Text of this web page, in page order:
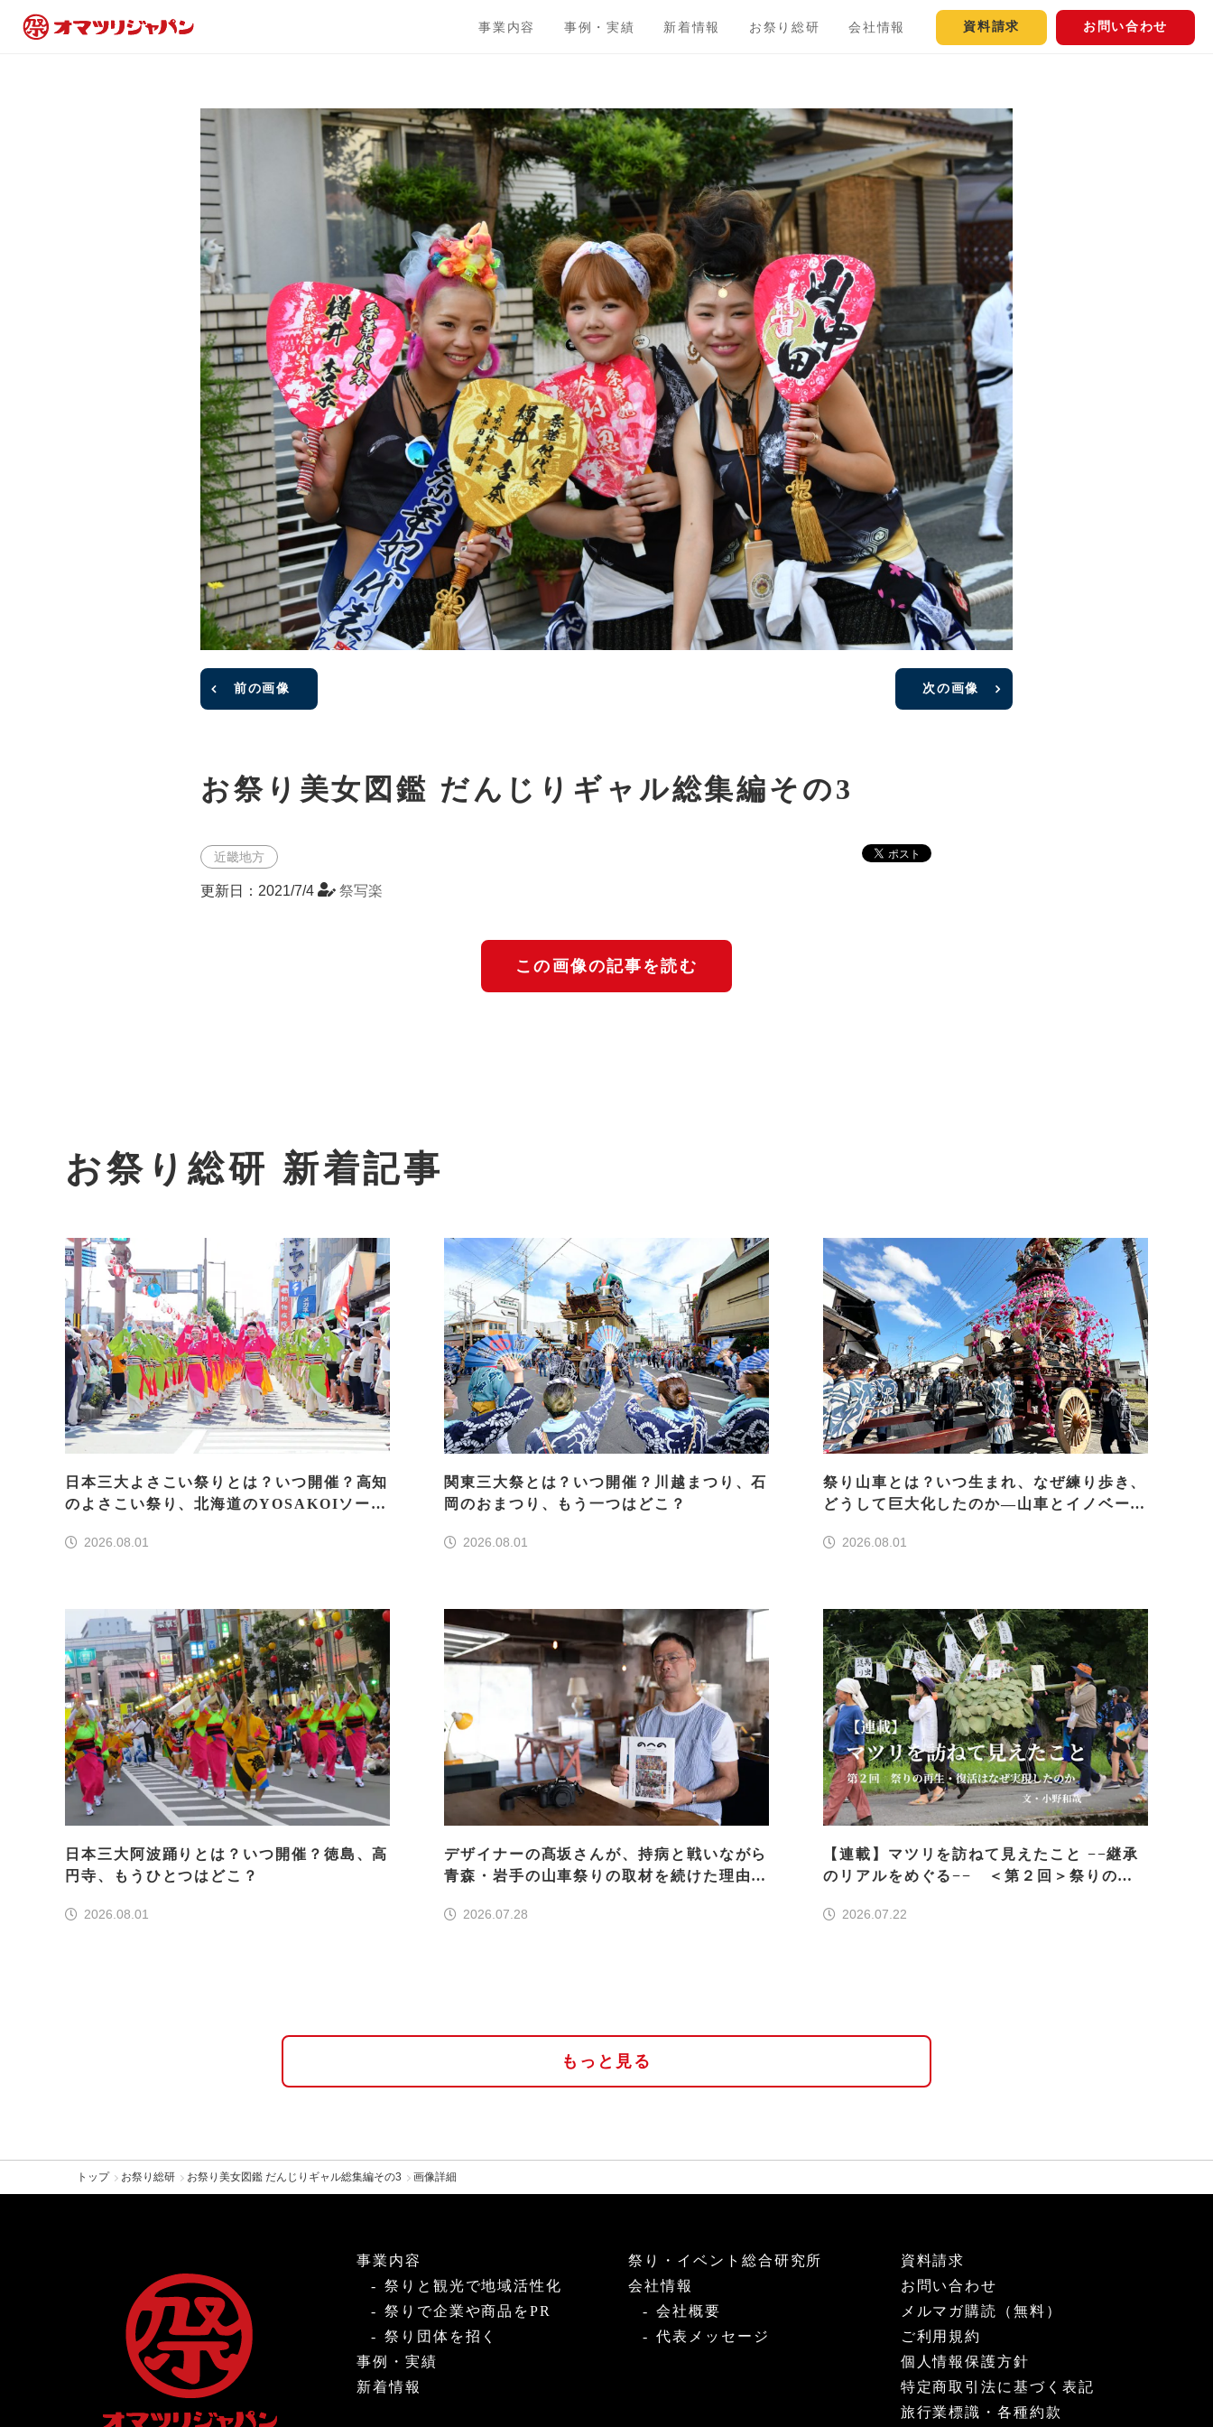
事業内容 事例・実績 新着情報 お祭り総研 会社情報 資料請求 お問い合わせ
前の画像 次の画像
お祭り美女図鑑 だんじりギャル総集編その3
近畿地方
更新日：2021/7/4 祭写楽
この画像の記事を読む
お祭り総研 新着記事
日本三大よさこい祭りとは？いつ開催？高知
のよさこい祭り、北海道のYOSAKOIソーラ
2026.08.01
関東三大祭とは？いつ開催？川越まつり、石
岡のおまつり、もう一つはどこ？
2026.08.01
祭り山車とは？いつ生まれ、なぜ練り歩き、
どうして巨大化したのか―山車とイノベーシ
2026.08.01
日本三大阿波踊りとは？いつ開催？徳島、高
円寺、もうひとつはどこ？
2026.08.01
デザイナーの髙坂さんが、持病と戦いながら
青森・岩手の山車祭りの取材を続けた理由
2026.07.28
【連載】マツリを訪ねて見えたこと −−継承
のリアルをめぐる−− ＜第２回＞祭りの再
2026.07.22
もっと見る
トップ お祭り総研 お祭り美女図鑑 だんじりギャル総集編その3 画像詳細
事業内容
祭りと観光で地域活性化
祭りで企業や商品をPR
祭り団体を招く
事例・実績
新着情報
祭り・イベント総合研究所
会社情報
会社概要
代表メッセージ
資料請求
お問い合わせ
メルマガ購読（無料）
ご利用規約
個人情報保護方針
特定商取引法に基づく表記
旅行業標識・各種約款